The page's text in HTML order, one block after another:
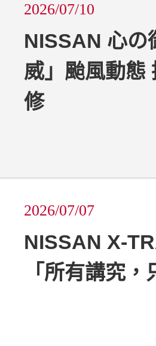
2026/07/10
NISSAN 心の
威」颱風動態
修
2026/07/07
NISSAN X-
「所有講究